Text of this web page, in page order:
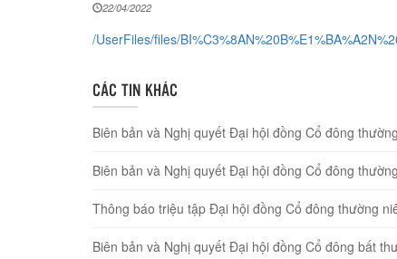
22/04/2022
/UserFiles/files/
CÁC TIN KHÁC
Biên bản và Nghị quyết Đại hội đồng Cổ đông
Biên bản và Nghị quyết Đại hội đồng Cổ đông
Thông báo triệu tập Đại hội đồng Cổ đông thường
Biên bản và Nghị quyết Đại hội đồng Cổ đông bất